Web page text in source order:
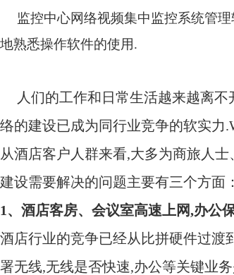
监控中心网络视频集中监控系统管
地熟悉操作软件的使用.
人们的工作和日常生活越来越离不
络的建设已成为同行业竞争的软实力
从酒店客户人群来看,大多为商旅人
建设需要解决的问题主要有三个方面
1 、酒店客房、会议室高速上网,办公
酒店行业的竞争已经从比拼硬件过渡
署无线,无线是否快速,办公等关键业